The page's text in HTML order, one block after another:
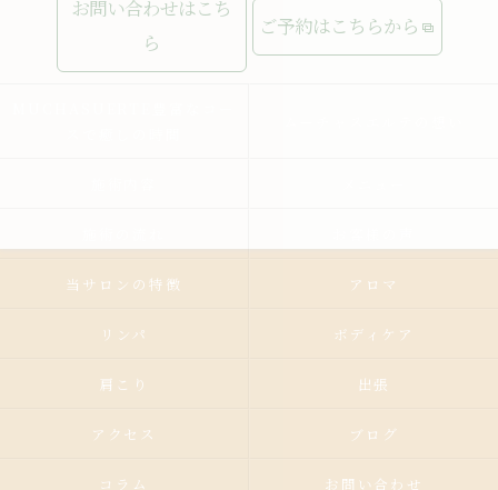
お問い合わせはこち
ら
ご予約はこちらから
当サロンの特徴 アロマ
リンパ ボディケア
肩こり 出張
アクセス ブログ
コラム お問い合わせ